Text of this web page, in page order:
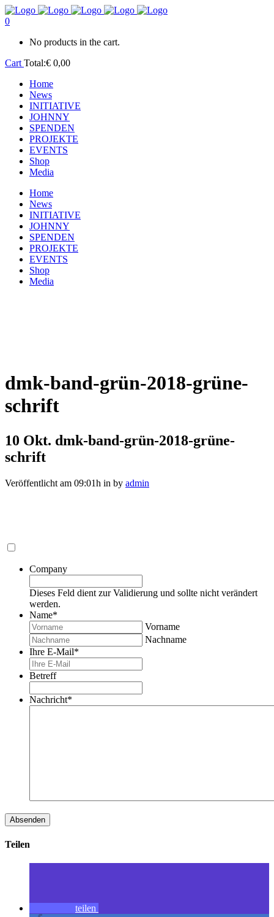
0
No products in the cart.
Cart Total:€ 0,00
Home
News
INITIATIVE
JOHNNY
SPENDEN
PROJEKTE
EVENTS
Shop
Media
Home
News
INITIATIVE
JOHNNY
SPENDEN
PROJEKTE
EVENTS
Shop
Media
dmk-band-grün-2018-grüne-
schrift
10 Okt. dmk-band-grün-2018-grüne-
schrift
Veröffentlicht am 09:01h in by admin
Company
Dieses Feld dient zur Validierung und sollte nicht verändert
werden.
Name*
Vorname
Nachname
Ihre E-Mail*
Betreff
Nachricht*
Teilen
teilen